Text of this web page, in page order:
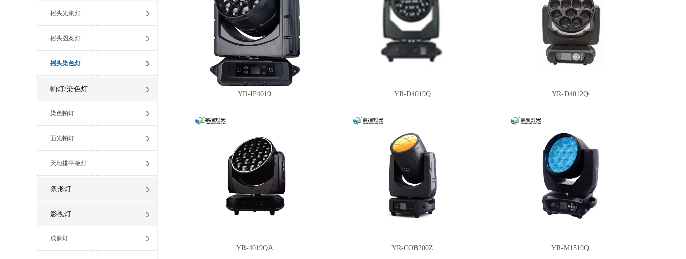
摇头光束灯
摇头图案灯
摇头染色灯
帕灯/染色灯
染色帕灯
面光帕灯
天地排平板灯
条形灯
影视灯
成像灯
YR-IP4019 YR-D4019Q YR-D4012Q
YR-4019QA YR-COB200Z YR-M1519Q